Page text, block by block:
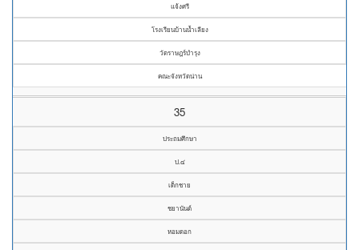
แจ้งศรี
โรงเรียนบ้านน้ำเลียง
วัดราษฎร์บำรุง
คณะจังหวัดน่าน
35
ประถมศึกษา
ป.๔
เด็กชาย
ชยานันต์
หอมดอก